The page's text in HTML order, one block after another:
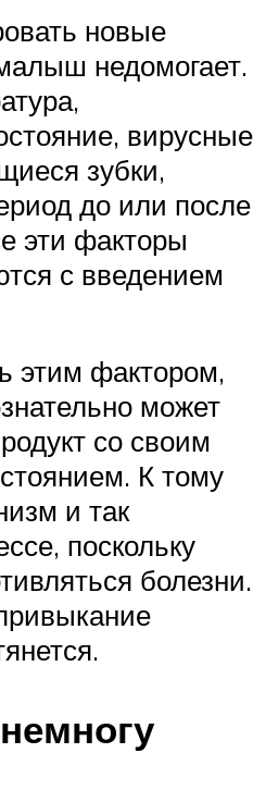
новые
недомогает.
вирусные
зубки,
до или после
эти факторы
с введением
этим фактором,
может
со своим
К тому
и так
поскольку
болезни.